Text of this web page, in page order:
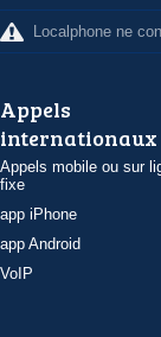
Localphone ne
Appels
internationaux
Appels mobile ou sur
fixe
app iPhone
app Android
VoIP